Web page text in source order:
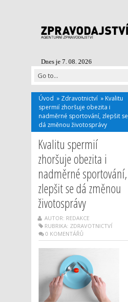
Dnes je 7. 08. 2026
Úvod » Zdravotnictví » Kvalitu
spermií zhoršuje obezita i
nadměrné sportování, zlepšit se
dá změnou životosprávy
Kvalitu spermií
zhoršuje obezita i
nadměrné sportování,
zlepšit se dá změnou
životosprávy
AUTOR: REDAKCE
RUBRIKA: ZDRAVOTNICTVÍ
0 KOMENTÁŘŮ